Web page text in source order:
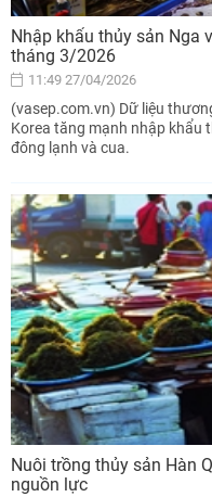
Nhập khẩu thủy sản Nga
tháng 3/2026
11:49 27/04/2026
(vasep.com.vn) Dữ liệu
Korea tăng mạnh nhập khẩu
đông lạnh và cua.
Nuôi trồng thủy sản Hàn
nguồn lực